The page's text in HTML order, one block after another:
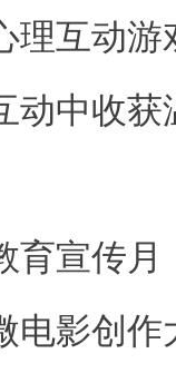
理互动
动中收
育宣传
电影创